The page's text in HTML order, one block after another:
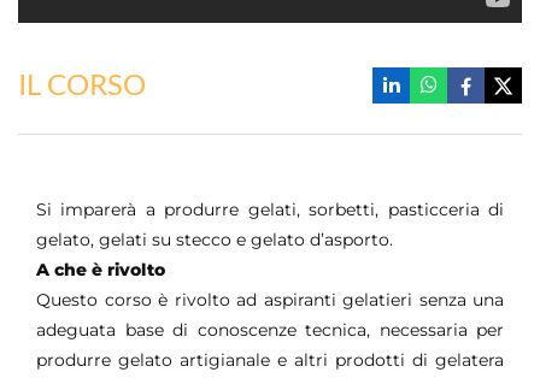
IL CORSO
Si imparerà a produrre gelati, sorbetti, pasticceria di
gelato, gelati su stecco e gelato d’asporto.
A che è rivolto
Questo corso è rivolto ad aspiranti gelatieri senza una
adeguata base di conoscenze tecnica, necessaria per
produrre gelato artigianale e altri prodotti di gelatera